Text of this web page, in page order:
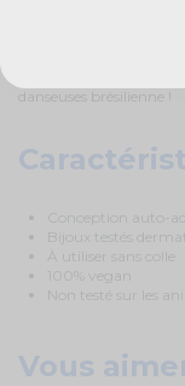
danseuses brésilienne !
Conception auto-
Bijoux testés
À utiliser sans colle
100% vegan
Non testé sur les
Vous